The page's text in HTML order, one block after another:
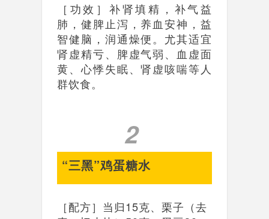
［功效］补肾填精，补气益
肺，健脾止泻，养血安神，益
智健脑，润通燥便。尤其适宜
肾虚精亏、脾虚气弱、血虚面
黄、心悸失眠、肾虚咳喘等人
群饮食。
2
“三黑”鸡蛋糖水
［配方］当归15克、栗子（去